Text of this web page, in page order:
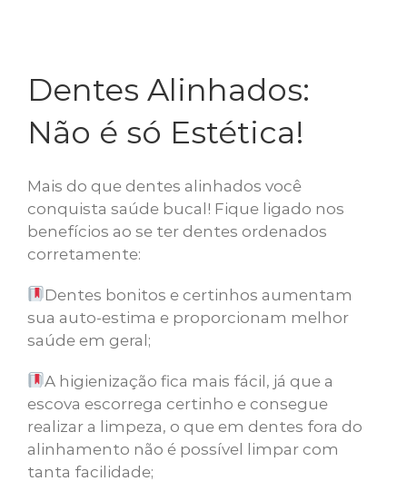
Dentes Alinhados:
Não é só Estética!
Mais do que dentes alinhados você
conquista saúde bucal! Fique ligado nos
benefícios ao se ter dentes ordenados
corretamente:
Dentes bonitos e certinhos aumentam
sua auto-estima e proporcionam melhor
saúde em geral;
A higienização fica mais fácil, já que a
escova escorrega certinho e consegue
realizar a limpeza, o que em dentes fora do
alinhamento não é possível limpar com
tanta facilidade;